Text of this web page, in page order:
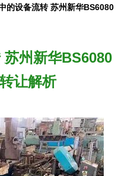
的设备流转 苏州新华BS6080
州新华BS6080
让解析